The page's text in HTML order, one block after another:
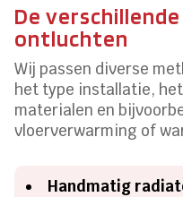
De
ontluchten
Wij passen diverse
het type installatie,
materialen en
vloerverwarming of
Handmatig